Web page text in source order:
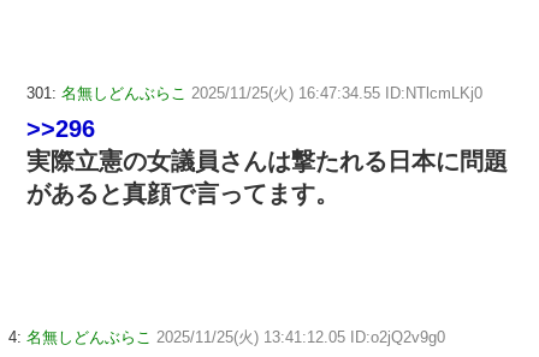
301: 名無しどんぶらこ 2025/11/25(火) 16:47:34.55 ID:NTlcmLKj0
>>296
実際立憲の女議員さんは撃たれる日本に問題
があると真顔で言ってます。
4: 名無しどんぶらこ 2025/11/25(火) 13:41:12.05 ID:o2jQ2v9g0